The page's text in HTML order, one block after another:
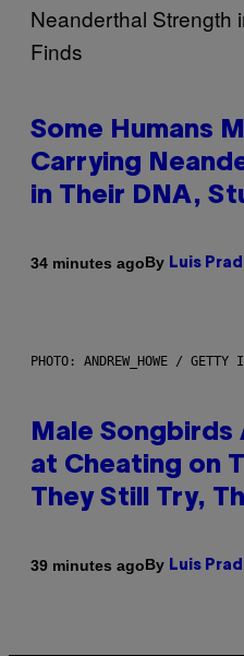
Some Humans
Carrying
in Their DNA,
34 minutes agoBy Luis
PHOTO: ANDREW_HOWE / GETTY
Male Songbirds
at Cheating on
They Still Try,
39 minutes agoBy Luis